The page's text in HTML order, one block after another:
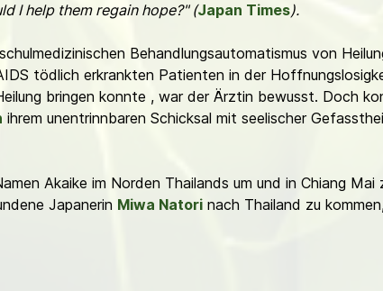
I help them regain hope?" (Japan Times).
Behandlungsautomatismus von
tödlich erkrankten Patienten in der
bringen konnte , war der Ärztin bewusst. Doch
ihrem unentrinnbaren Schicksal mit seelischer
Akaike im Norden Thailands um und in Chiang
Japanerin Miwa Natori nach Thailand zu